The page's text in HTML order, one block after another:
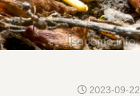
2023-09-22